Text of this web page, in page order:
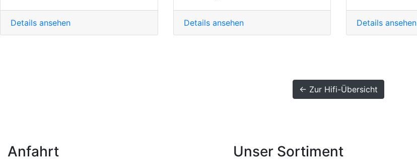
Details ansehen Details ansehen Details ansehen
← Zur Hifi-Übersicht
Anfahrt Unser Sortiment